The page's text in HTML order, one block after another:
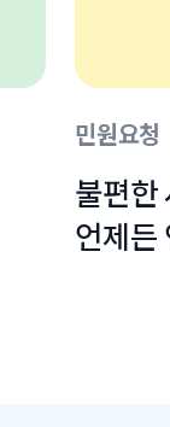
민원요청
불편한
언제든